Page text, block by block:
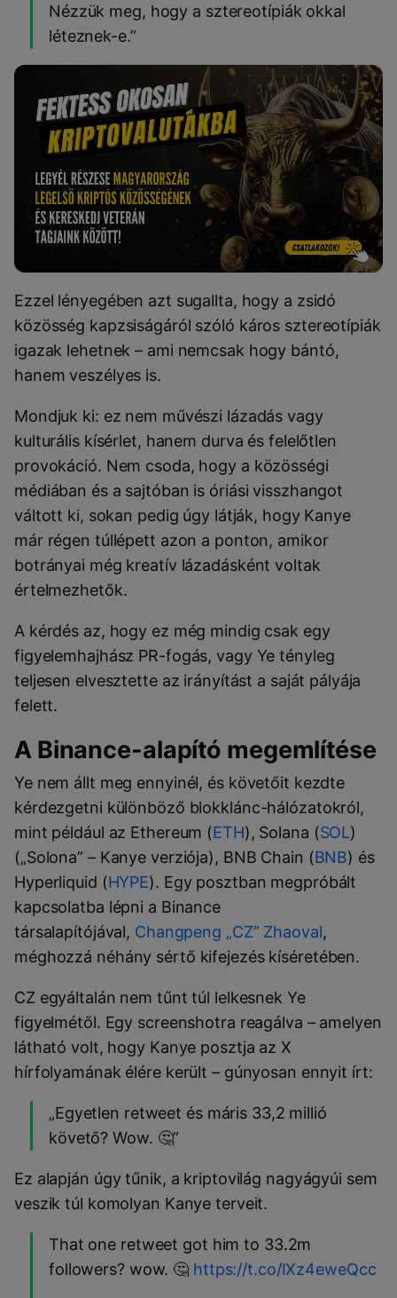
Nézzük meg, hogy a sztereotípiák okkal
léteznek-e.”
Ezzel lényegében azt sugallta, hogy a zsidó
közösség kapzsiságáról szóló káros sztereotípiák
igazak lehetnek – ami nemcsak hogy bántó,
hanem veszélyes is.
Mondjuk ki: ez nem művészi lázadás vagy
kulturális kísérlet, hanem durva és felelőtlen
provokáció. Nem csoda, hogy a közösségi
médiában és a sajtóban is óriási visszhangot
váltott ki, sokan pedig úgy látják, hogy Kanye
már régen túllépett azon a ponton, amikor
botrányai még kreatív lázadásként voltak
értelmezhetők.
A kérdés az, hogy ez még mindig csak egy
figyelemhajhász PR-fogás, vagy Ye tényleg
teljesen elvesztette az irányítást a saját pályája
felett.
A Binance-alapító megemlítése
Ye nem állt meg ennyinél, és követőit kezdte
kérdezgetni különböző blokklánc-hálózatokról,
mint például az Ethereum (ETH), Solana (SOL)
(„Solona” – Kanye verziója), BNB Chain (BNB) és
Hyperliquid (HYPE). Egy posztban megpróbált
kapcsolatba lépni a Binance
társalapítójával, Changpeng „CZ” Zhaoval,
méghozzá néhány sértő kifejezés kíséretében.
CZ egyáltalán nem tűnt túl lelkesnek Ye
figyelmétől. Egy screenshotra reagálva – amelyen
látható volt, hogy Kanye posztja az X
hírfolyamának élére került – gúnyosan ennyit írt:
„Egyetlen retweet és máris 33,2 millió
követő? Wow. 🤔”
Ez alapján úgy tűnik, a kriptovilág nagyágyúi sem
veszik túl komolyan Kanye terveit.
That one retweet got him to 33.2m
followers? wow. 🤔 https://t.co/IXz4eweQcc